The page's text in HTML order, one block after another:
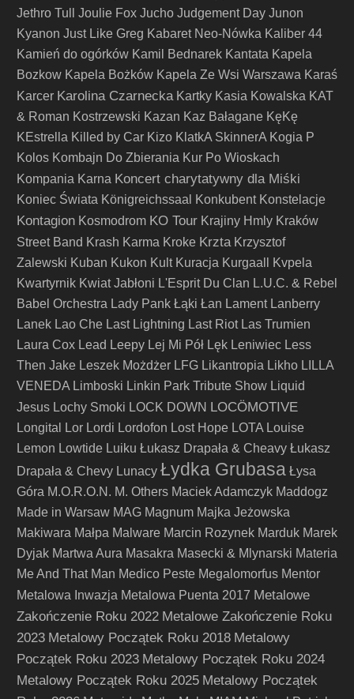
Jethro Tull
Joulie Fox Jucho Judgement Day Junon
Kyanon Just Like Greg Kabaret Neo-Nówka Kaliber 44
Kamień do ogórków Kamil Bednarek Kantata Kapela
Bozkow Kapela Bożków Kapela Ze Wsi Warszawa Karaś
Karcer Karolina Czarnecka Kartky Kasia Kowalska KAT
& Roman Kostrzewski Kazan Kaz Bałagane KęKę
KEstrella Killed by Car Kizo KlatkA SkinnerA Kogia P
Kolos Kombajn Do Zbierania Kur Po Wioskach
Kompania Karna Koncert charytatywny dla Miśki
Koniec Świata Königreichssaal Konkubent Konstelacje
Kontagion Kosmodrom KO Tour Krajiny Hmly Kraków
Street Band Krash Karma Kroke Krzta Krzysztof
Zalewski Kuban Kukon Kult Kuracja Kurgaall
Kvpela
Kwartyrnik Kwiat Jabłoni L'Esprit Du Clan L.U.C. & Rebel
Babel Orchestra Lady Pank Łąki Łan Lament Lanberry
Lanek Lao Che Last Lightning Last Riot Las Trumien
Laura Cox Lead Leepy Lej Mi Pół Lęk Leniwiec Less
Then Jake Leszek Możdżer LFG Likantropia Likho LILLA
VENEDA Limboski Linkin Park Tribute Show Liquid
Jesus Lochy Smoki LOCK DOWN LOCÖMOTIVE
Longital Lor Lordi Lordofon Lost Hope LOTA Louise
Lemon Lowtide Luiku Łukasz Drapała & Cheavy Łukasz
Drapała & Chevy Lunacy Łydka Grubasa Łysa
Góra M.O.R.O.N. M. Others Maciek Adamczyk Maddogz
Made in Warsaw MAG Magnum Majka Jeżowska
Makiwara Małpa Malware Marcin Rozynek Marduk Marek
Dyjak Martwa Aura Masakra Masecki & Mlynarski Materia
Me And That Man Medico Peste Megalomorfus Mentor
Metalowa Inwazja Metalowa Puenta 2017 Metalowe
Zakończenie Roku 2022 Metalowe Zakończenie Roku
2023 Metalowy Początek Roku 2018 Metalowy
Początek Roku 2023 Metalowy Początek Roku 2024
Metalowy Początek Roku 2025 Metalowy Początek